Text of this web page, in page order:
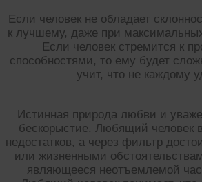
Если человек не обладает
к лучшему, даже при
Если человек стремится к
способностями, то ему будет
учит, что не каждому
Истинная природа любви и
бескорыстие. Любящий человек
недостатков, а через фильтр
или жизненными
являющееся неотъемлемой